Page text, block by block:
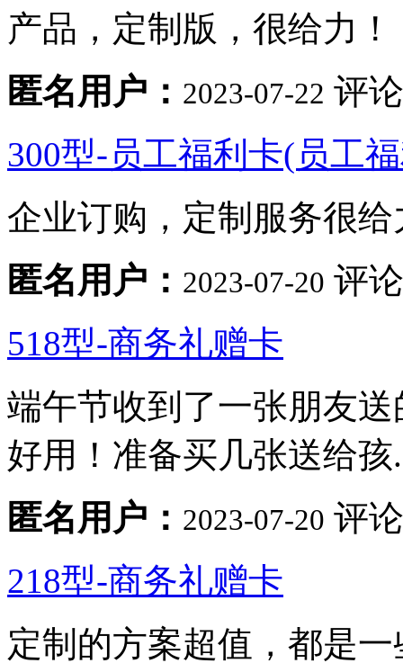
产品，定制版，很给力！
匿名用户： 2023-07-22 评
300型-员工福利卡(员工
企业订购，定制服务很
匿名用户： 2023-07-20 评
518型-商务礼赠卡
端午节收到了一张朋友
好用！准备买几张送给孩
匿名用户： 2023-07-20 评
218型-商务礼赠卡
定制的方案超值，都是